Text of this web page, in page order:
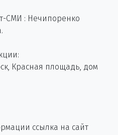
СМИ : Нечипоренко
Красная площадь, дом
ссылка на сайт